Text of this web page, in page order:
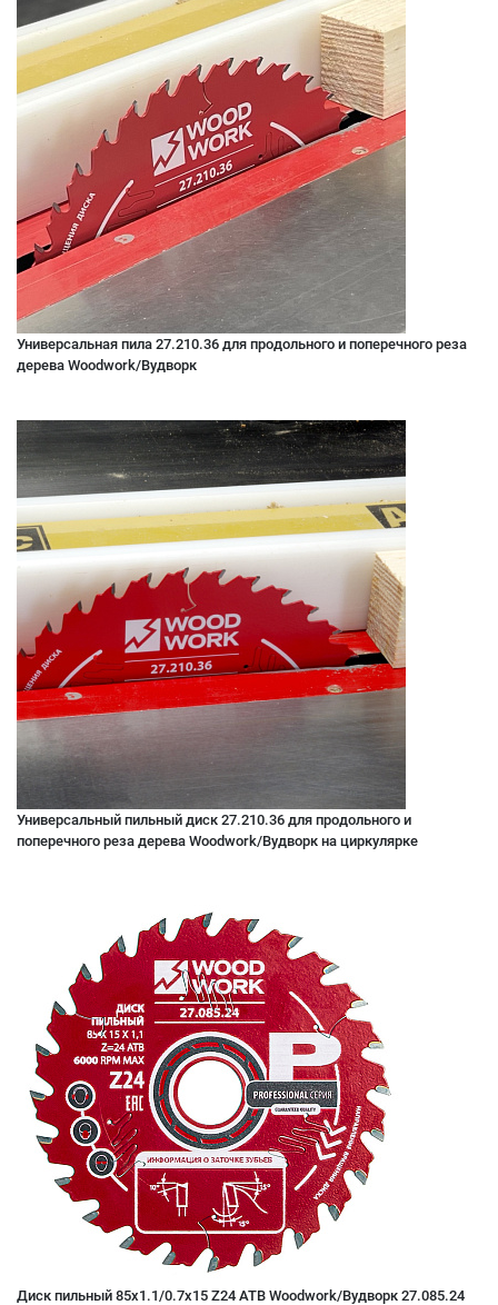
Универсальная пила 27.210.36 для продольного и поперечного реза
дерева Woodwork/Вудворк
Универсальный пильный диск 27.210.36 для продольного и
поперечного реза дерева Woodwork/Вудворк на циркулярке
Диск пильный 85x1.1/0.7x15 Z24 ATB Woodwork/Вудворк 27.085.24